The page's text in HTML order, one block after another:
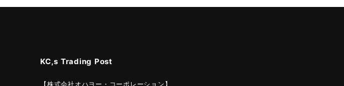
KC,s Trading Post
【株式会社オハヨー・コーポレーション】